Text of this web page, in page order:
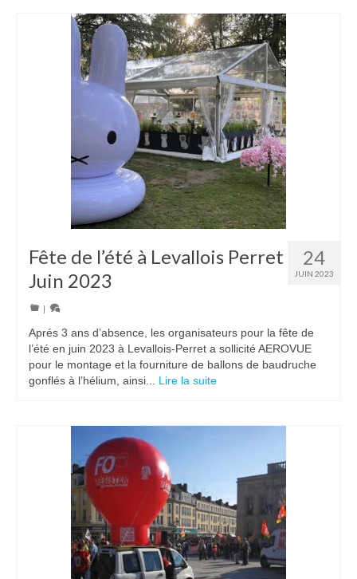
24
JUIN 2023
Fête de l’été à Levallois Perret
Juin 2023
|
Aprés 3 ans d’absence, les organisateurs pour la fête de
l’été en juin 2023 à Levallois-Perret a sollicité AEROVUE
pour le montage et la fourniture de ballons de baudruche
gonflés à l’hélium, ainsi... Lire la suite